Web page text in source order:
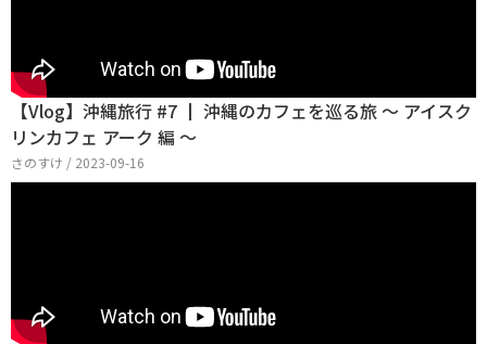
【Vlog】沖縄旅行 #7 ┃ 沖縄のカフェを巡る旅 〜 アイスク
リンカフェ アーク 編 〜
さのすけ / 2023-09-16